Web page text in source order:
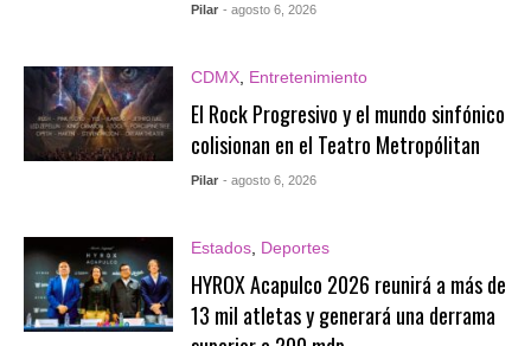
Pilar - agosto 6, 2026
CDMX, Entretenimiento
El Rock Progresivo y el mundo sinfónico
colisionan en el Teatro Metropólitan
Pilar - agosto 6, 2026
Estados, Deportes
HYROX Acapulco 2026 reunirá a más de
13 mil atletas y generará una derrama